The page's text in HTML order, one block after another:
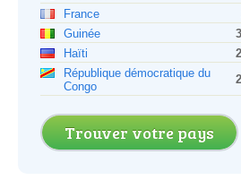
France
Guinée
Haïti
République démocratique du
Congo
Trouver votre pays